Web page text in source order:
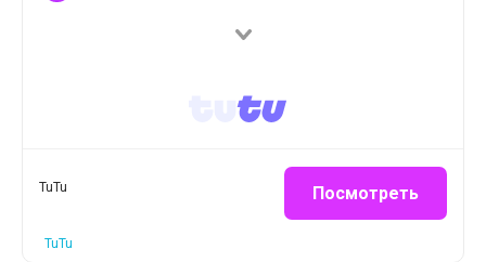
TuTu Посмотреть
TuTu